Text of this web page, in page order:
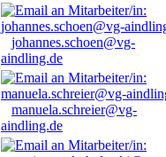
johannes.schoen@vg-
aindling.de
manuela.schreier@vg-
aindling.de